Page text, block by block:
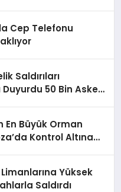
Cep Telefonu
Saldırıları
Duyurdu 50 Bin Asker
En Büyük Orman
Kontrol Altına
Yüksek
Saldırdı